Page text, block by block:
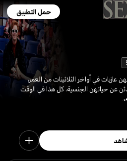
حمل التطبيق
في أواخر الثلاثينات من العمر،
عن حياتهن الجنسية، كل هذا في الوقت